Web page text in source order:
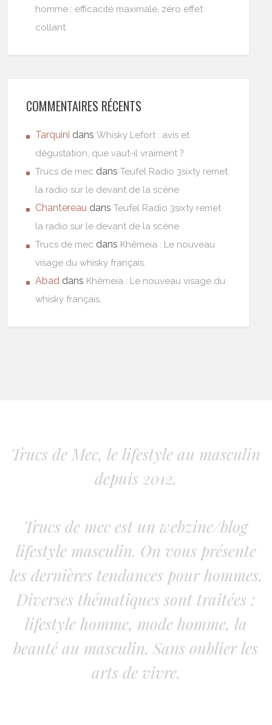
homme : efficacité maximale, zéro effet
collant
COMMENTAIRES RÉCENTS
Tarquini dansWhisky Lefort : avis et
dégustation, que vaut-il vraiment ?
Trucs de mec dansTeufel Radio 3sixty remet
la radio sur le devant de la scène
Chantereau dansTeufel Radio 3sixty remet
la radio sur le devant de la scène
Trucs de mec dans Khêmeia : Le nouveau
visage du whisky français.
Abad dans Khêmeia : Le nouveau visage du
whisky français.
Trucs de Mec, le lifestyle au masculin
depuis 2012.
Trucs de mec est un webzine/blog
lifestyle masculin. On vous présente
les dernières tendances pour hommes.
Diverses thématiques sont traitées :
lifestyle homme, mode homme, la
beauté au masculin. Sans oublier les
arts de vivre.